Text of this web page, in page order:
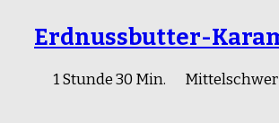
Erdnussbutter-
1 Stunde 30 Min. Mittelschwer